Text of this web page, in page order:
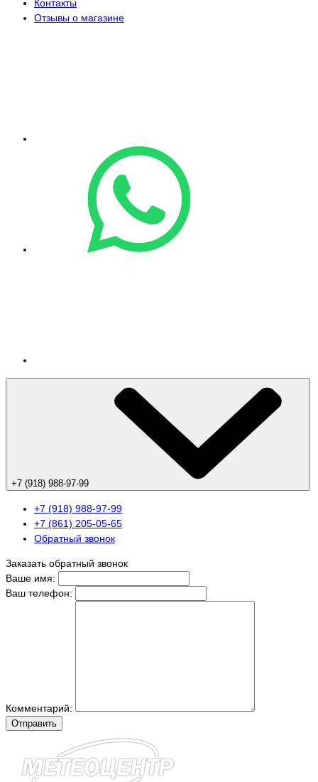
Контакты
Отзывы о магазине
+7 (918) 988-97-99
+7 (918) 988-97-99
+7 (861) 205-05-65
Обратный звонок
Заказать обратный звонок
Ваше имя:
Ваш телефон:
Комментарий:
Отправить